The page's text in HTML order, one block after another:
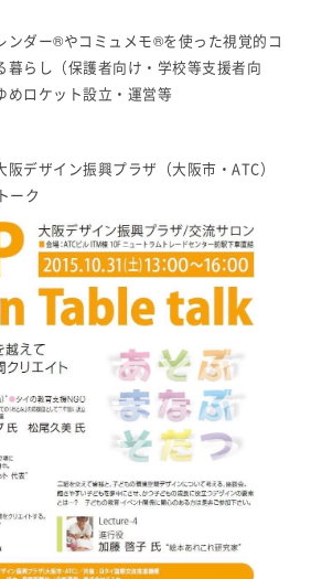
ンダー®やコミュメモ®を使った視覚的コ
暮らし（保護者向け・学校等支援者向
めロケット設立・運営等
デザイン振興プラザ（大阪市・ATC）
ーク